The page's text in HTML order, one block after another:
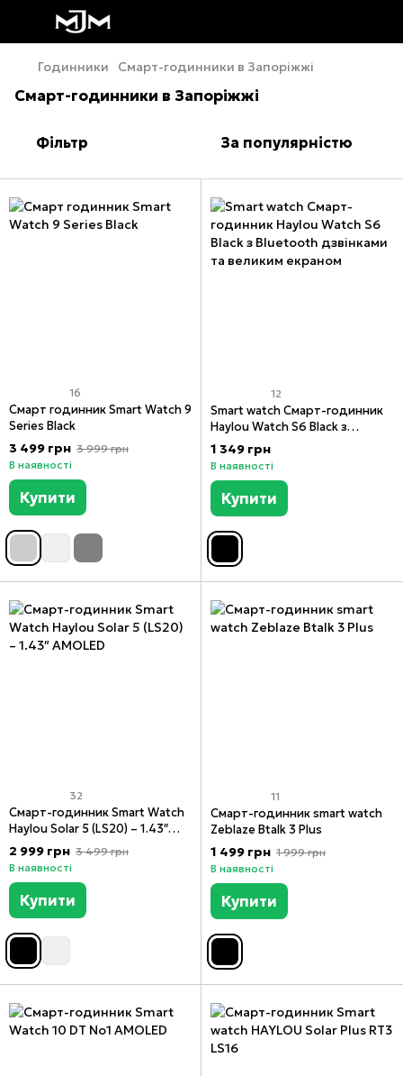
Годинники Смарт-годинники в Запоріжжі
Смарт-годинники в Запоріжжі
Фільтр За популярністю
16
Смарт годинник Smart Watch 9
Series Black
3 499 грн 3 999 грн
В наявності
Купити
12
Smart watch Смарт-годинник
Haylou Watch S6 Black з
Bluetooth дзвінками та
великим екраном
1 349 грн
В наявності
Купити
32
Смарт-годинник Smart Watch
Haylou Solar 5 (LS20) – 1.43″
AMOLED
2 999 грн 3 499 грн
В наявності
Купити
11
Смарт-годинник smart watch
Zeblaze Btalk 3 Plus
1 499 грн 1 999 грн
В наявності
Купити